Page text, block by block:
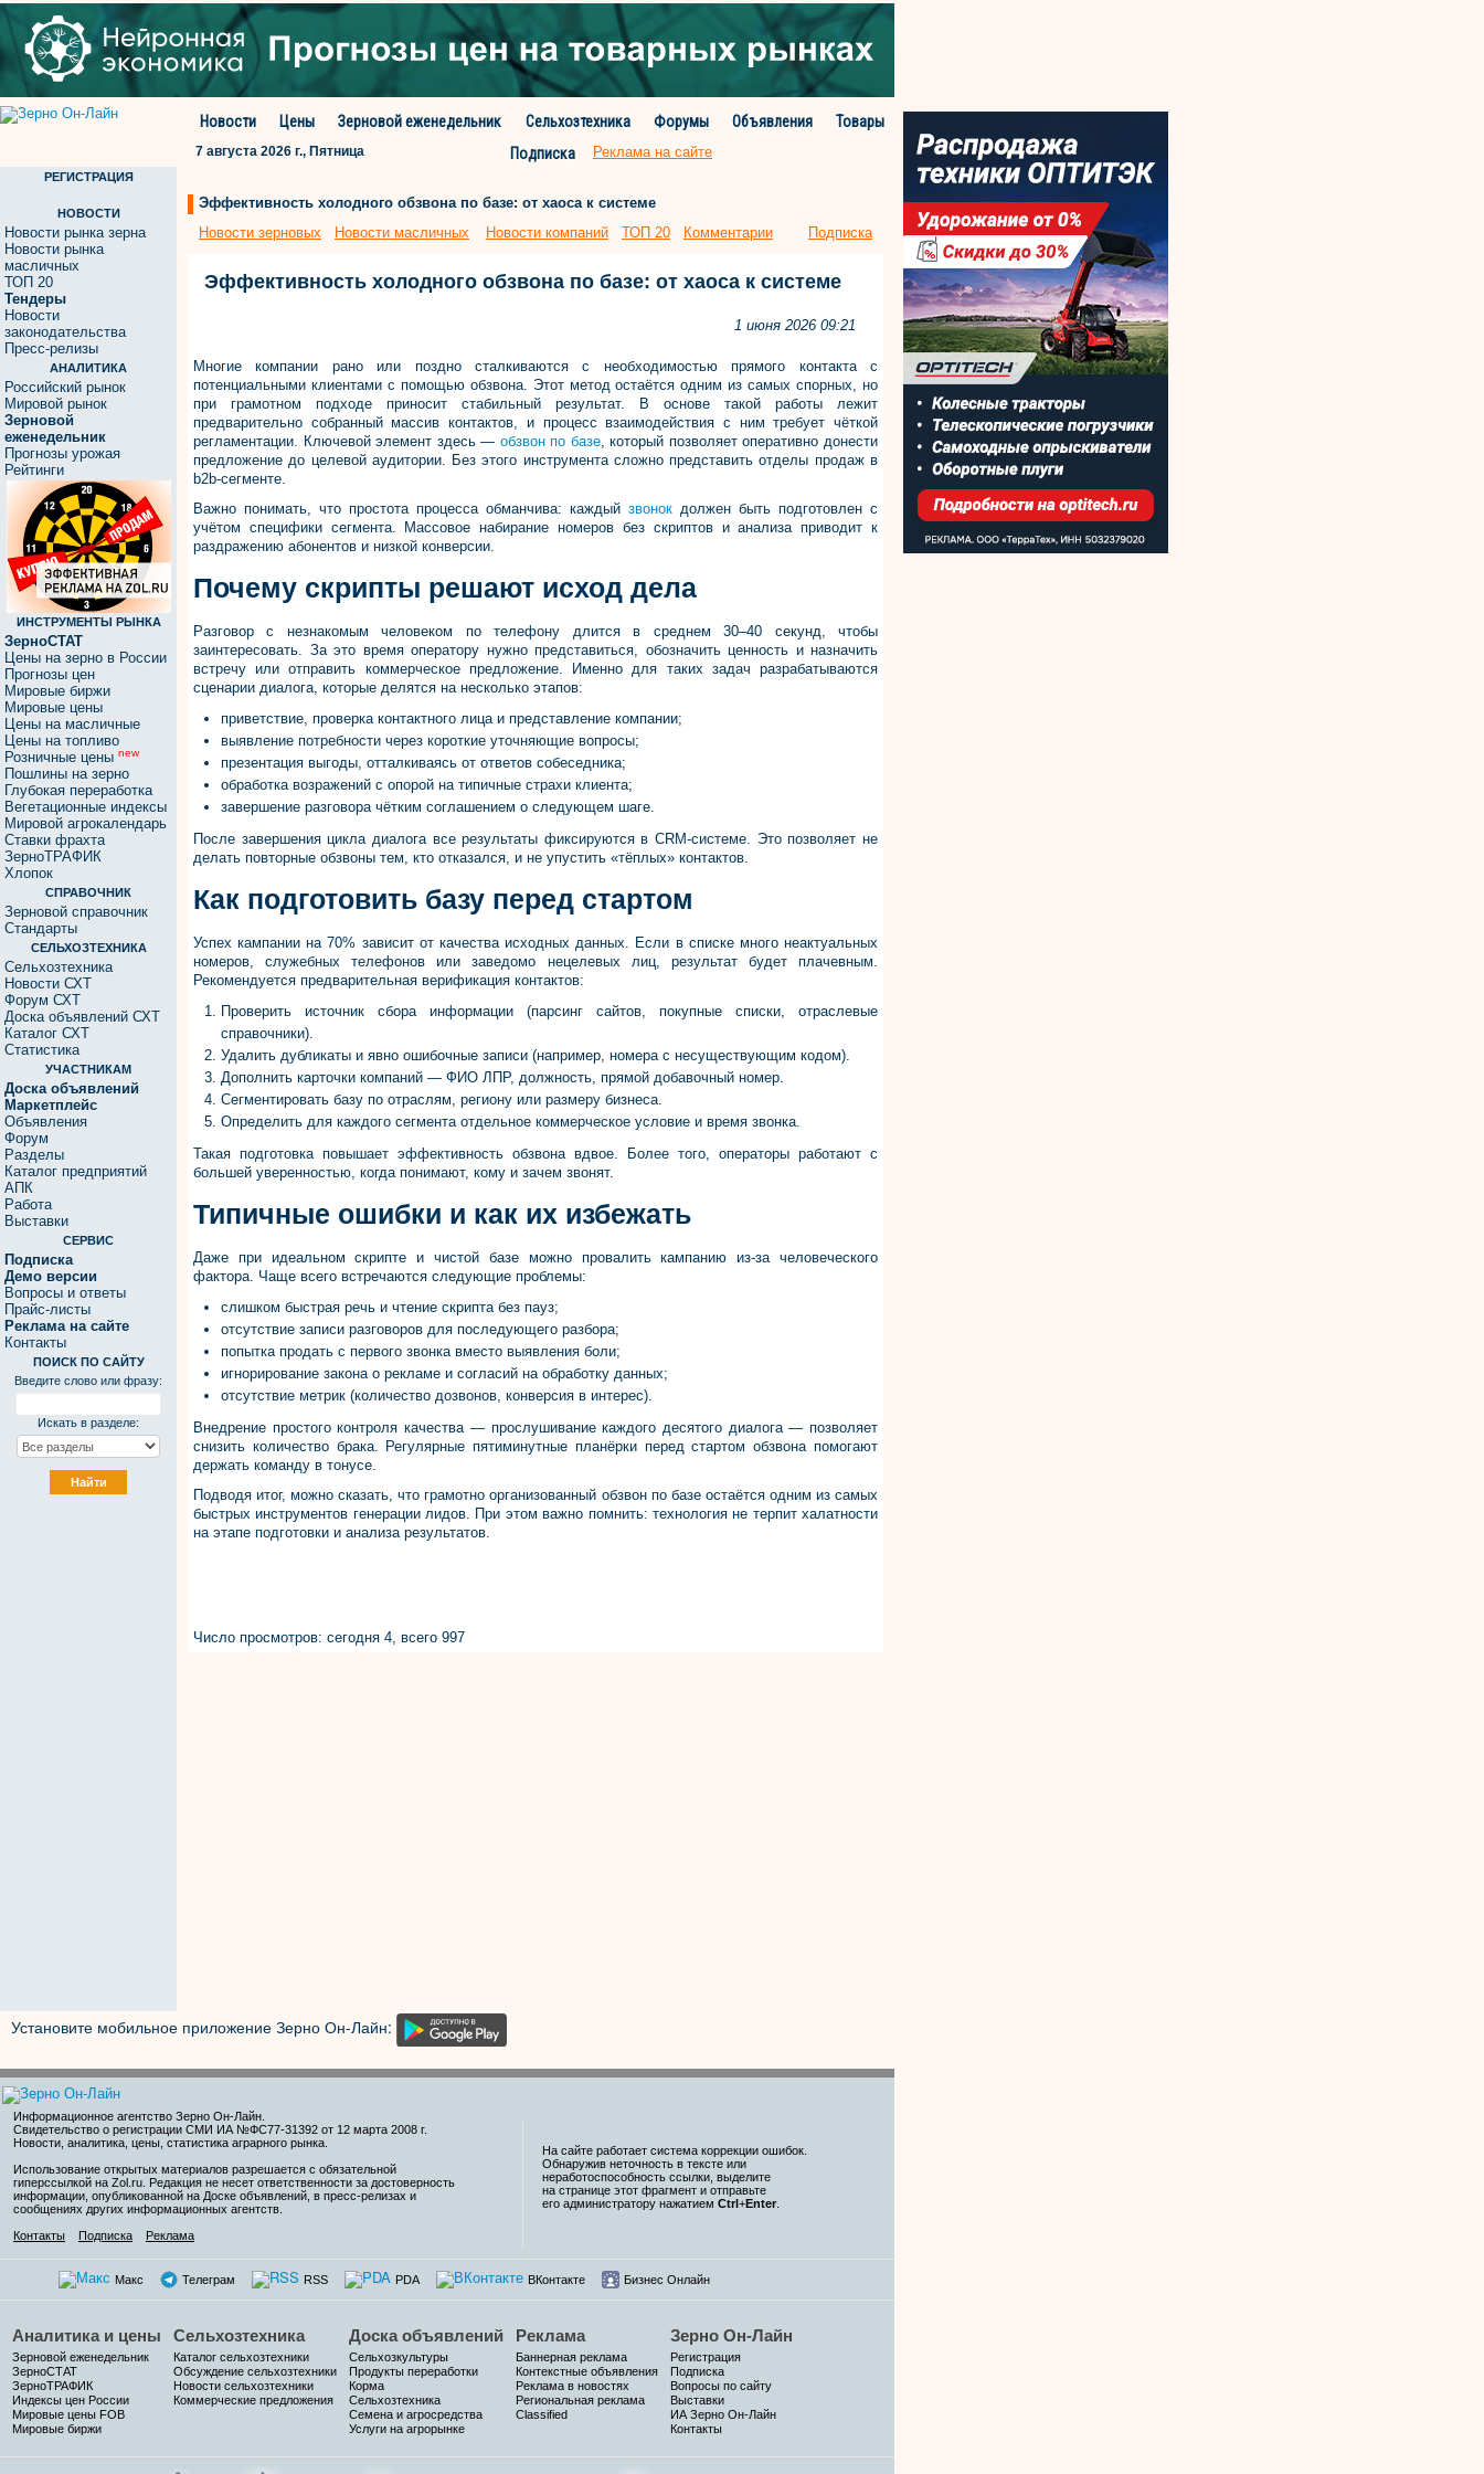
Новости Цены Зерновой еженедельник Сельхозтехника Форумы Объявления
Товары
Подписка
7 августа 2026 г., Пятница Реклама на сайте
РЕГИСТРАЦИЯ
НОВОСТИ
Новости рынка зерна
Новости рынка
масличных
ТОП 20
Тендеры
Новости
законодательства
Пресс-релизы
АНАЛИТИКА
Российский рынок
Мировой рынок
Зерновой
еженедельник
Прогнозы урожая
Рейтинги
ИНСТРУМЕНТЫ РЫНКА
ЗерноСТАТ
Цены на зерно в России
Прогнозы цен
Мировые биржи
Мировые цены
Цены на масличные
Цены на топливо
Розничные цены new
Пошлины на зерно
Глубокая переработка
Вегетационные индексы
Мировой агрокалендарь
Ставки фрахта
ЗерноТРАФИК
Хлопок
СПРАВОЧНИК
Зерновой справочник
Стандарты
СЕЛЬХОЗТЕХНИКА
Сельхозтехника
Новости СХТ
Форум СХТ
Доска объявлений СХТ
Каталог СХТ
Статистика
УЧАСТНИКАМ
Доска объявлений
Маркетплейс
Объявления
Форум
Разделы
Каталог предприятий
АПК
Работа
Выставки
СЕРВИС
Подписка
Демо версии
Вопросы и ответы
Прайс-листы
Реклама на сайте
Контакты
ПОИСК ПО САЙТУ
Введите слово или фразу:
Искать в разделе:
Эффективность холодного обзвона по базе: от хаоса к системе
Новости зерновых
Новости масличных Новости компаний ТОП 20 Комментарии Подписка
Эффективность холодного обзвона по базе: от хаоса к системе
1 июня 2026 09:21
Многие компании рано или поздно сталкиваются с необходимостью прямого контакта с
потенциальными клиентами с помощью обзвона. Этот метод остаётся одним из самых спорных, но
при грамотном подходе приносит стабильный результат. В основе такой работы лежит
предварительно собранный массив контактов, и процесс взаимодействия с ним требует чёткой
регламентации. Ключевой элемент здесь — обзвон по базе, который позволяет оперативно донести
предложение до целевой аудитории. Без этого инструмента сложно представить отделы продаж в
b2b-сегменте.
Важно понимать, что простота процесса обманчива: каждый звонок должен быть подготовлен с
учётом специфики сегмента. Массовое набирание номеров без скриптов и анализа приводит к
раздражению абонентов и низкой конверсии.
Почему скрипты решают исход дела
Разговор с незнакомым человеком по телефону длится в среднем 30–40 секунд, чтобы
заинтересовать. За это время оператору нужно представиться, обозначить ценность и назначить
встречу или отправить коммерческое предложение. Именно для таких задач разрабатываются
сценарии диалога, которые делятся на несколько этапов:
приветствие, проверка контактного лица и представление компании;
выявление потребности через короткие уточняющие вопросы;
презентация выгоды, отталкиваясь от ответов собеседника;
обработка возражений с опорой на типичные страхи клиента;
завершение разговора чётким соглашением о следующем шаге.
После завершения цикла диалога все результаты фиксируются в CRM-системе. Это позволяет не
делать повторные обзвоны тем, кто отказался, и не упустить «тёплых» контактов.
Как подготовить базу перед стартом
Успех кампании на 70% зависит от качества исходных данных. Если в списке много неактуальных
номеров, служебных телефонов или заведомо нецелевых лиц, результат будет плачевным.
Рекомендуется предварительная верификация контактов:
Проверить источник сбора информации (парсинг сайтов, покупные списки, отраслевые
справочники).
Удалить дубликаты и явно ошибочные записи (например, номера с несуществующим кодом).
Дополнить карточки компаний — ФИО ЛПР, должность, прямой добавочный номер.
Сегментировать базу по отраслям, региону или размеру бизнеса.
Определить для каждого сегмента отдельное коммерческое условие и время звонка.
Такая подготовка повышает эффективность обзвона вдвое. Более того, операторы работают с
большей уверенностью, когда понимают, кому и зачем звонят.
Типичные ошибки и как их избежать
Даже при идеальном скрипте и чистой базе можно провалить кампанию из-за человеческого
фактора. Чаще всего встречаются следующие проблемы:
слишком быстрая речь и чтение скрипта без пауз;
отсутствие записи разговоров для последующего разбора;
попытка продать с первого звонка вместо выявления боли;
игнорирование закона о рекламе и согласий на обработку данных;
отсутствие метрик (количество дозвонов, конверсия в интерес).
Внедрение простого контроля качества — прослушивание каждого десятого диалога — позволяет
снизить количество брака. Регулярные пятиминутные планёрки перед стартом обзвона помогают
держать команду в тонусе.
Подводя итог, можно сказать, что грамотно организованный обзвон по базе остаётся одним из самых
быстрых инструментов генерации лидов. При этом важно помнить: технология не терпит халатности
на этапе подготовки и анализа результатов.
Число просмотров: сегодня 4, всего 997
Установите мобильное приложение Зерно Он-Лайн:
Информационное агентство Зерно Он-Лайн
Свидетельство о регистрации СМИ ИА №ФС77-31392 от 12 марта 2008 г.
Новости, аналитика, цены, статистика аграрного рынка.
Использование открытых материалов разрешается с обязательной
гиперссылкой на Zol.ru. Редакция не несет ответственности за достоверность
информации, опубликованной на Доске объявлений, в пресс-релизах и
сообщениях других информационных агентств.
Контакты
Подписка Реклама
На сайте работает система коррекции ошибок.
Обнаружив неточность в тексте или
неработоспособность ссылки, выделите
на странице этот фрагмент и отправьте
его администратору нажатием Ctrl+Enter
Макс Телеграм RSS PDA ВКонтакте Бизнес Онлайн
Аналитика и цены
Зерновой еженедельник
ЗерноСТАТ
ЗерноТРАФИК
Индексы цен России
Мировые цены FOB
Мировые биржи
Сельхозтехника
Каталог сельхозтехники
Обсуждение сельхозтехники
Новости сельхозтехники
Коммерческие предложения
Доска объявлений
Сельхозкультуры
Продукты переработки
Корма
Сельхозтехника
Семена и агросредства
Услуги на агрорынке
Реклама
Баннерная реклама
Контекстные объявления
Реклама в новостях
Региональная реклама
Classified
Зерно Он-Лайн
Регистрация
Подписка
Вопросы по сайту
Выставки
ИА Зерно Он-Лайн
Контакты